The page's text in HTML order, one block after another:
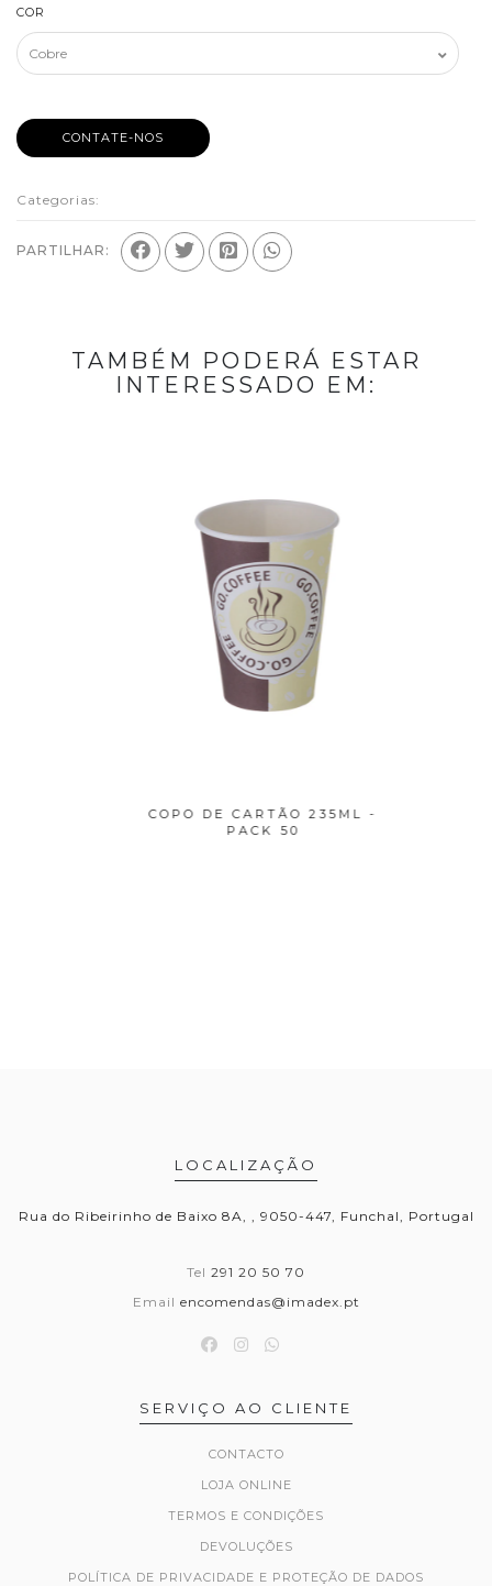
COR
CONTATE-NOS
Categorias:
PARTILHAR:
TAMBÉM PODERÁ ESTAR
INTERESSADO EM:
COPO DE CARTÃO 235ML -
PACK 50
LOCALIZAÇÃO
Rua do Ribeirinho de Baixo 8A, , 9050-447, Funchal, Portugal
Tel 291 20 50 70
Email encomendas@imadex.pt
SERVIÇO AO CLIENTE
CONTACTO
LOJA ONLINE
TERMOS E CONDIÇÕES
DEVOLUÇÕES
POLÍTICA DE PRIVACIDADE E PROTEÇÃO DE DADOS